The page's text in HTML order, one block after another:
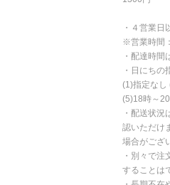
・４営業日
※営業時間
・配達時間
・日にちの
(1)指定なし
(5)18時～
・配送状
認いただけ
場合がござ
・別々で
することは